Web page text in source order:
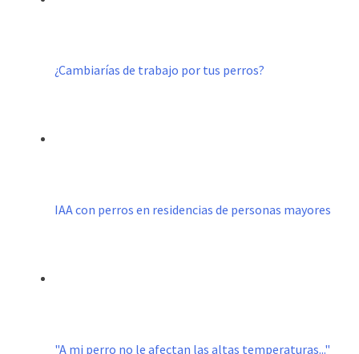
¿Cambiarías de trabajo por tus perros?
IAA con perros en residencias de personas mayores
"A mi perro no le afectan las altas temperaturas..."